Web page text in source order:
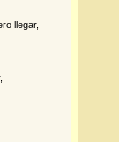
llegar,